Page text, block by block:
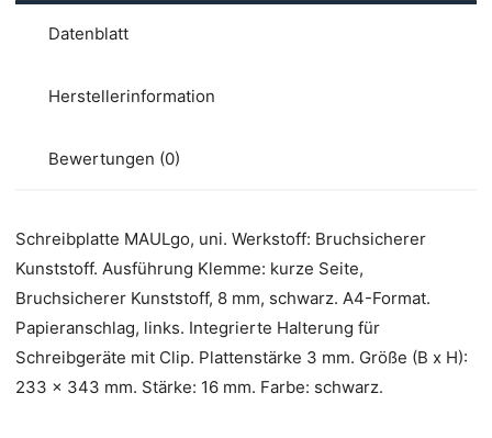
Datenblatt
Herstellerinformation
Bewertungen (0)
Schreibplatte MAULgo, uni. Werkstoff: Bruchsicherer
Kunststoff. Ausführung Klemme: kurze Seite,
Bruchsicherer Kunststoff, 8 mm, schwarz. A4-Format.
Papieranschlag, links. Integrierte Halterung für
Schreibgeräte mit Clip. Plattenstärke 3 mm. Größe (B x H):
233 x 343 mm. Stärke: 16 mm. Farbe: schwarz.